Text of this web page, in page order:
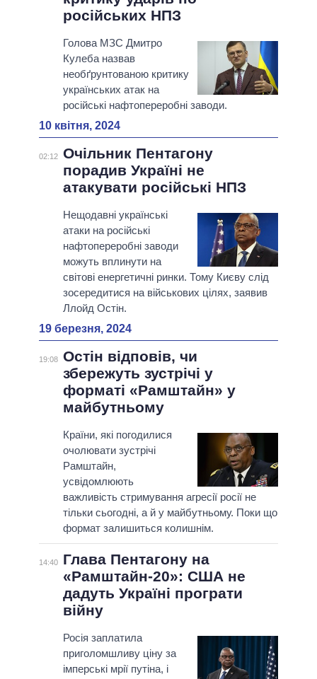
російських НПЗ
Голова МЗС Дмитро
Кулеба назвав
необґрунтованою критику
українських атак на
російські нафтопереробні заводи.
10 квітня, 2024
02:12 Очільник Пентагону
порадив Україні не
атакувати російські НПЗ
Нещодавні українські
атаки на російські
нафтопереробні заводи
можуть вплинути на
світові енергетичні ринки. Тому Києву слід
зосередитися на військових цілях, заявив
Ллойд Остін.
19 березня, 2024
19:08 Остін відповів, чи
збережуть зустрічі у
форматі «Рамштайн» у
майбутньому
Країни, які погодилися
очолювати зустрічі
Рамштайн,
усвідомлюють
важливість стримування агресії росії не
тільки сьогодні, а й у майбутньому. Поки що
формат залишиться колишнім.
14:40
Глава Пентагону на
«Рамштайн-20»: США не
дадуть Україні програти
війну
Росія заплатила
приголомшливу ціну за
імперські мрії путіна, і